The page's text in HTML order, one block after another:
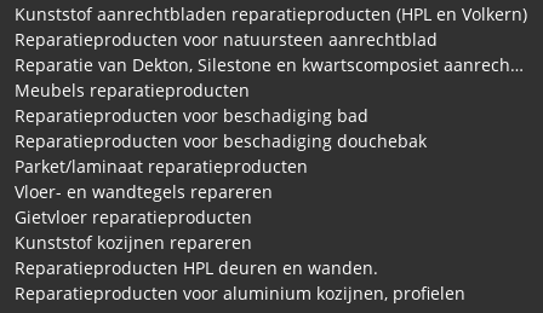
Kunststof aanrechtbladen reparatieproducten (HPL en Volkern)
Reparatieproducten voor natuursteen aanrechtblad
Reparatie van Dekton, Silestone en kwartscomposiet aanrechtbladen
Meubels reparatieproducten
Reparatieproducten voor beschadiging bad
Reparatieproducten voor beschadiging douchebak
Parket/laminaat reparatieproducten
Vloer- en wandtegels repareren
Gietvloer reparatieproducten
Kunststof kozijnen repareren
Reparatieproducten HPL deuren en wanden.
Reparatieproducten voor aluminium kozijnen, profielen